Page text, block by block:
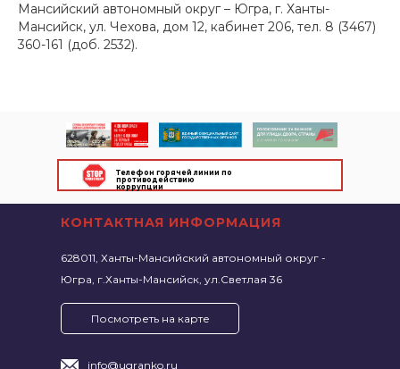
Мансийский автономный округ – Югра, г. Ханты-
Мансийск, ул. Чехова, дом 12, кабинет 206, тел. 8 (3467)
360-161 (доб. 2532).
КОНТАКТНАЯ ИНФОРМАЦИЯ
628011, Ханты-Мансийский автономный округ -
Югра, г.Ханты-Мансийск, ул.Светлая 36
info@ugranko.ru
Посмотреть на карте
Телефон горячей линии по
противодействию
коррупции